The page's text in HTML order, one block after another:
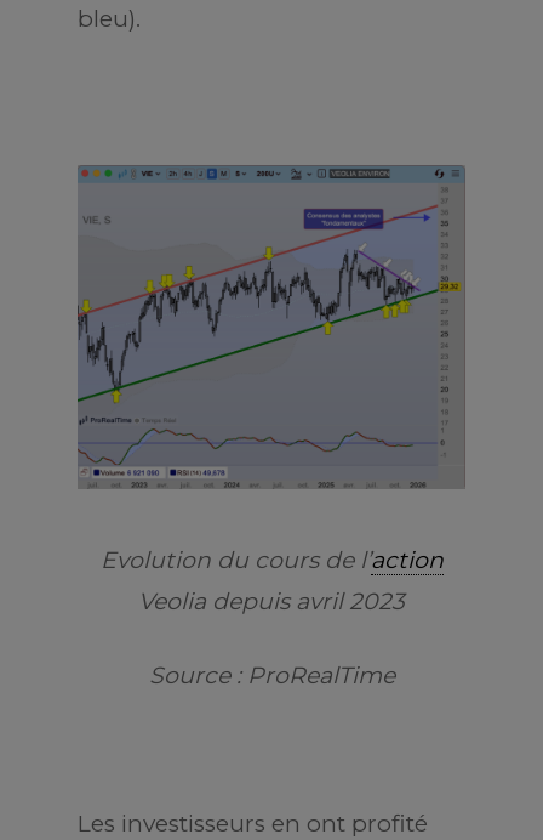
bleu).
Evolution du cours de l’action
Veolia depuis avril 2023
Source : ProRealTime
Les investisseurs en ont profité